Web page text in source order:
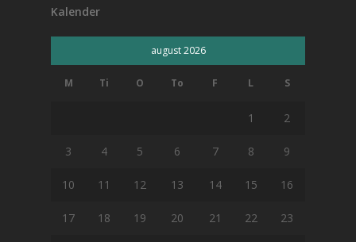
Kalender
august 2026
M Ti O To F L S
1 2
3 4 5 6 7 8 9
10 11 12 13 14 15 16
17 18 19 20 21 22 23